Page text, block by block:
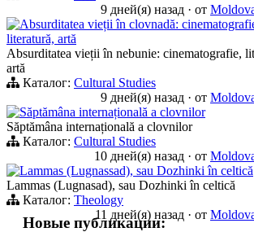
9 дней(я) назад · от
Absurditatea vieții în clovnadă:
literatură, artă
Absurditatea vieții în nebunie: cinematografie,
artă
Каталог: Cultural Studies
9 дней(я) назад · от
Săptămâna internațională a clovnilor
Săptămâna internațională a clovnilor
Каталог: Cultural Studies
10 дней(я) назад · от
Lammas (Lugnassad), sau Dozhinki în celtică
Lammas (Lugnasad), sau Dozhinki în celtică
Каталог: Theology
11 дней(я) назад · от
Новые публикации: